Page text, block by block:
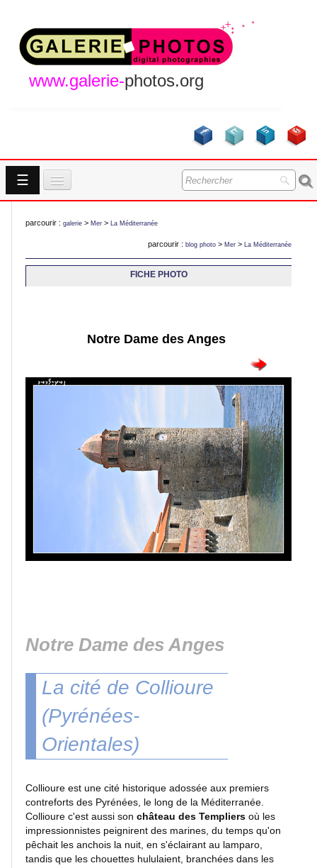
www.galerie-photos.org
☰
A Propos
Atlantique
Méditerranée
L'Ile
d'Yeu
parcourir : galerie > Mer > La Méditerranée
parcourir : blog photo > Mer > La Méditerranée
FICHE PHOTO
Notre Dame des Anges
Notre Dame des Anges
La cité de Collioure
(Pyrénées-
Orientales)
Collioure est une cité historique adossée aux premiers
contreforts des Pyrénées, le long de la Méditerranée.
Collioure c'est aussi son château des Templiers où les
impressionnistes peignirent des marines, du temps qu'on
pêchait les anchois la nuit, en s'éclairant au lamparo,
tandis que les chouettes hululaient, branchées dans les